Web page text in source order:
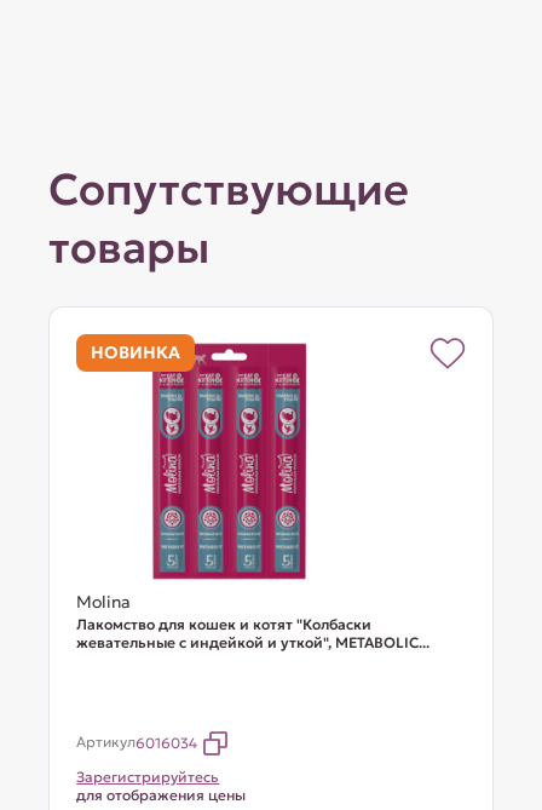
Сопутствующие
товары
НОВИНКА
Molina
Лакомство для кошек и котят "Колбаски
жевательные с индейкой и уткой", METABOLIC...
Артикул6016034
Зарегистрируйтесь
для отображения цены